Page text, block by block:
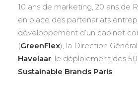
10 ans de marketing, 20 ans de
en place des partenariats
développement d’un cabinet
(GreenFlex), la Direction
Havelaar, le déploiement des
Sustainable Brands Paris